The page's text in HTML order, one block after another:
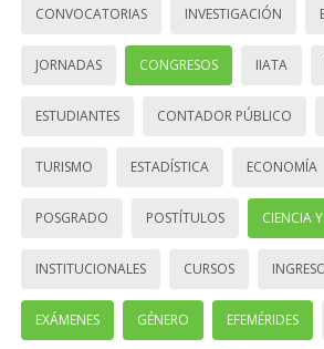
CONVOCATORIAS INVESTIGACIÓN
JORNADAS CONGRESOS IIATA
ESTUDIANTES CONTADOR PÚBLICO
TURISMO ESTADÍSTICA ECONOMÍA
POSGRADO POSTÍTULOS CIENCIA
INSTITUCIONALES CURSOS
EXÁMENES GÉNERO EFEMÉRIDES